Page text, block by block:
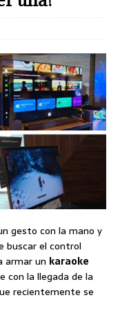
gesto con la mano y
buscar el control
armar un karaoke
con la llegada de la
recientemente se